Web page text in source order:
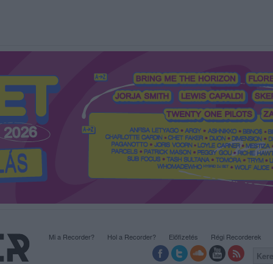
Mi a Recorder? Hol a Recorder? Előfizetés Régi Recorderek